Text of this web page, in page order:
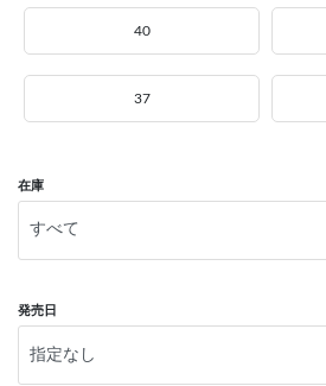
40
37
在庫
発売日